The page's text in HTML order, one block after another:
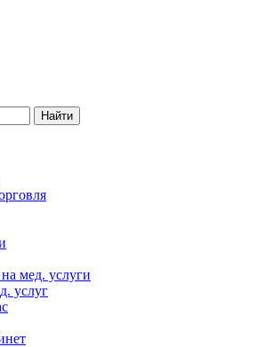
мед. услуги
услуг